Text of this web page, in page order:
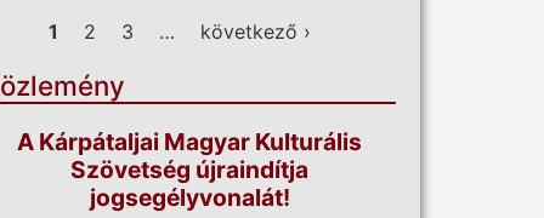
Oldalak
1 2 3 … következő ›
A Kárpátaljai Magyar Kulturális
Szövetség újraindítja
jogsegélyvonalát!